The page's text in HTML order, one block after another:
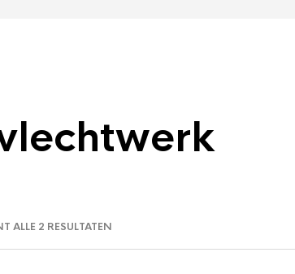
ALLE 2 RESULTATEN